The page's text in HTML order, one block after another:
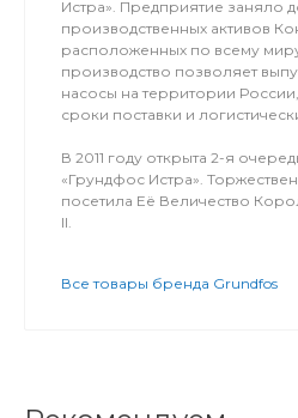
Истра». Предприятие заняло
производственных активов
расположенных по всему
производство позволяет
насосы на территории
сроки поставки и
В 2011 году открыта 2-я
«Грундфос Истра».
посетила Её Величество
II.
Все товары бренда Grundfos